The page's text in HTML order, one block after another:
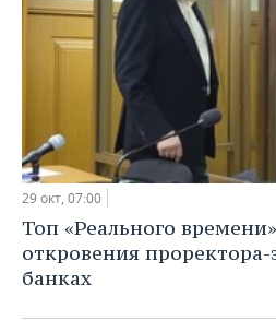
29 окт, 07:00
Топ «Реального
откровения
банках